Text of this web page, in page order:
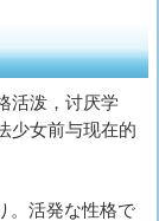
活泼，讨厌学
少女前与现在的
。活発な性格で